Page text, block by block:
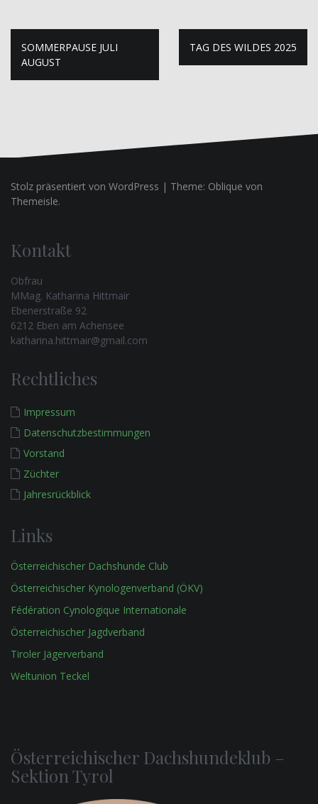
B
e
g
-
N
a
v
i
a
t
i
o
n
SOMMERPAUSE JULI
AUGUST
TAG DES WILDES 2025
Stolz präsentiert von WordPress | Theme: Oblique von
Themeisle.
Kontakt
Obfrau
MMag. Katharina Hittmair
Ebenerstraße 92
6212 Eben am Achensee
katharina.hittmair@gmail.com
Rechtliches
Impressum
Datenschutzbestimmungen
Vorstand
Züchter
Jahresrückblick
Links
Österreichischer Dachshunde Club
Österreichischer Kynologenverband (ÖKV)
Fédération Cynologique Internationale
Österreichischer Jagdverband
Tiroler Jägerverband
Weltunion Teckel
Österreichischer Dachshundeklub –
Sektion Tyrol